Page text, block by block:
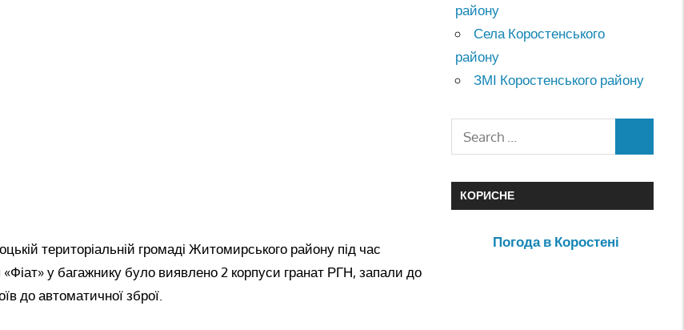
територіальній громаді Житомирського району під час
«Фіат» у багажнику було виявлено 2 корпуси гранат РГН, запали до
до автоматичної зброї.
району
Села Коростенського
району
ЗМІ Коростенського району
КОРИСНЕ
Погода в Коростені